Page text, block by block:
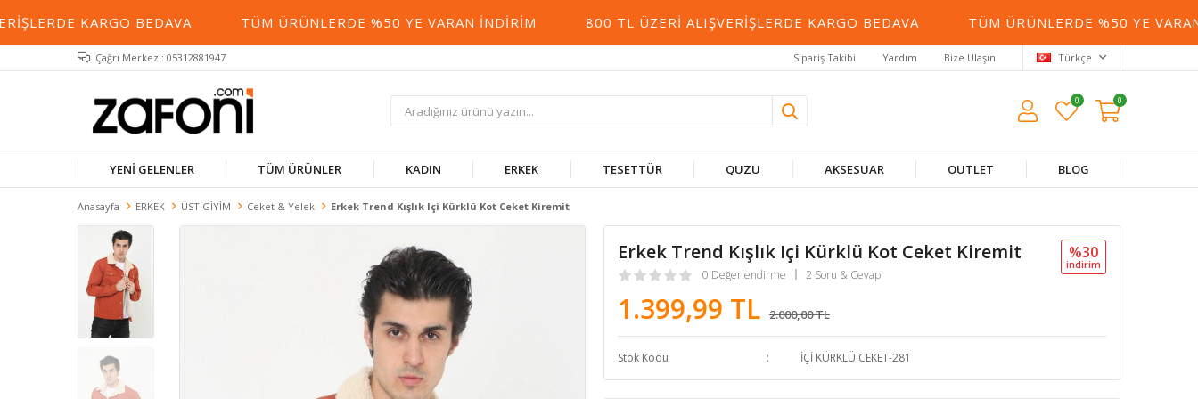
KARGO BEDAVA TÜM ÜRÜNLERDE %50 YE VARAN İNDIRIM 800 TL ÜZERI ALIŞVERIŞLERDE KARGO BEDAVA TÜM ÜRÜNLERDE %50 YE VARAN
Çağrı Merkezi: 05312881947 Sipariş Takibi Yardım Bize Ulaşın Türkçe
0 0
YENİ GELENLER TÜM ÜRÜNLER KADIN ERKEK TESETTÜR QUZU AKSESUAR OUTLET BLOG
Anasayfa ERKEK ÜST GİYİM Ceket & Yelek Erkek Trend Kışlık Içi Kürklü Kot Ceket Kiremit
Erkek Trend Kışlık Içi Kürklü Kot Ceket Kiremit
0 Değerlendirme 2 Soru & Cevap
1.399,99 TL 2.000,00 TL
%30
i̇ndi̇ri̇m
Stok Kodu İÇİ KÜRKLÜ CEKET-281